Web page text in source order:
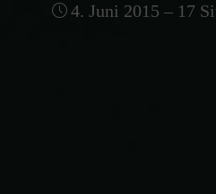
4. Juni 2015 – 17